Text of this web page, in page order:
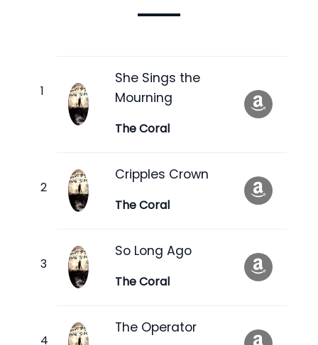
She Sings the
Mourning
The Coral
Cripples Crown
The Coral
So Long Ago
The Coral
The Operator